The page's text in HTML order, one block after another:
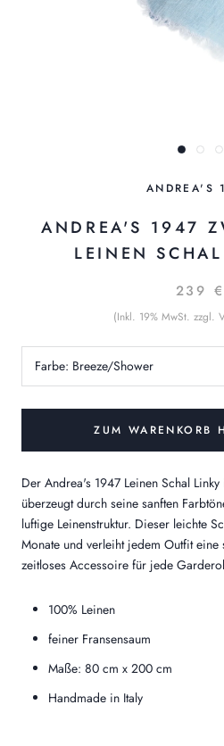
ANDREA'S
ANDREA'S 1947
LEINEN
239 €
(Inkl. 19% MwSt. zzgl.
Farbe: Breeze/Shower
ZUM WARENKORB
Der Andrea's 1947 Leinen Schal
überzeugt durch seine sanften
luftige Leinenstruktur. Dieser leichte
Monate und verleiht jedem Outfit eine
zeitloses Accessoire für jede
100% Leinen
feiner Fransensaum
Maße: 80 cm x 200 cm
Handmade in Italy